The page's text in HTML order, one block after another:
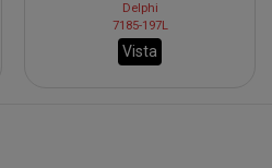
Delphi
7185-197L
Vista